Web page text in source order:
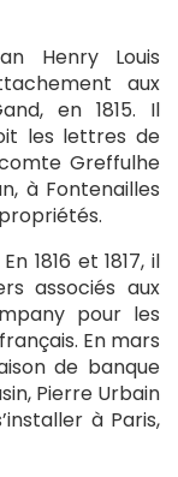
Henry Louis
aux
en 1815. Il
les lettres de
Greffulhe
à Fontenailles
1816 et 1817, il
associés aux
pour les
En mars
de banque
Pierre Urbain
à Paris,